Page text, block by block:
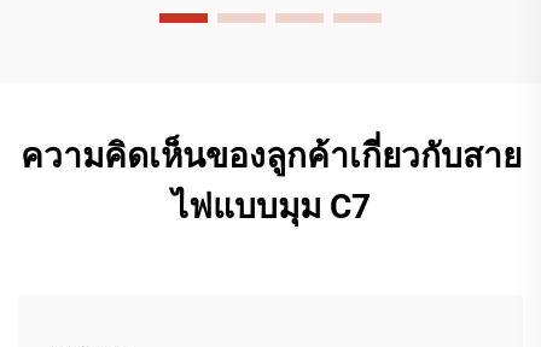
ความคิดเห็นของลูกค้าเกี่ยวกับสาย
ไฟแบบมุม C7